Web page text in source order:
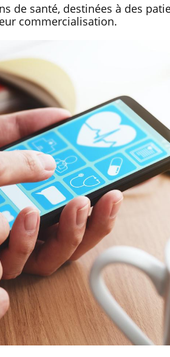
de santé, destinées à des
commercialisation.
Pourquoi manger moins
de protéines pourrait
finalement être bénéfique
Grossesse et chaleur : ce
que dit la science
Le smartphone nuit-il à
l'apprentissage de la
lecture ?